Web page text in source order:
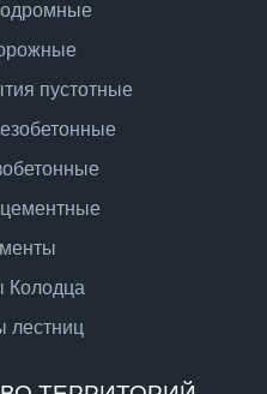
пустотные
Колодца
лестниц